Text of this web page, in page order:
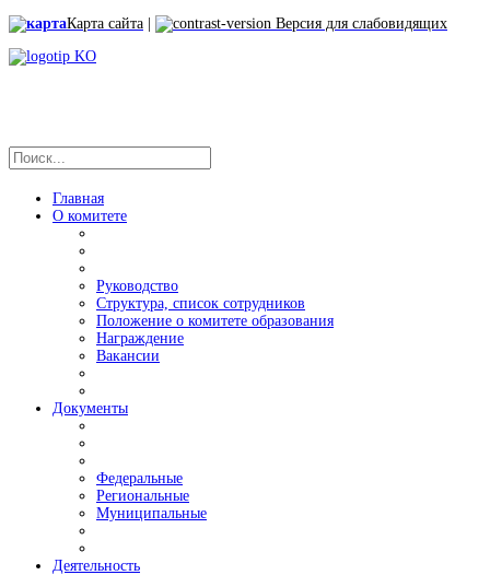
Карта сайта Версия для слабовидящих
Главная
О комитете
Руководство
Структура, список сотрудников
Положение о комитете образования
Награждение
Вакансии
Документы
Федеральные
Региональные
Муниципальные
Деятельность